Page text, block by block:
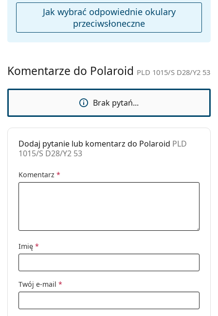
czyszczenia:
Tak
Inne
Kategoria:
Okulary przeciwsłoneczne
Moda
Kod:
PLD 1015/S D28/Y2 53
wykonania
okularów
Jak wybrać odpowiednie okulary
przeciwsłoneczne
Komentarze do Polaroid PLD 1015/S D28/Y2 53
Brak pytań...
Dodaj pytanie lub komentarz do Polaroid PLD
1015/S D28/Y2 53
Komentarz *
Imię *
Twój e-mail *